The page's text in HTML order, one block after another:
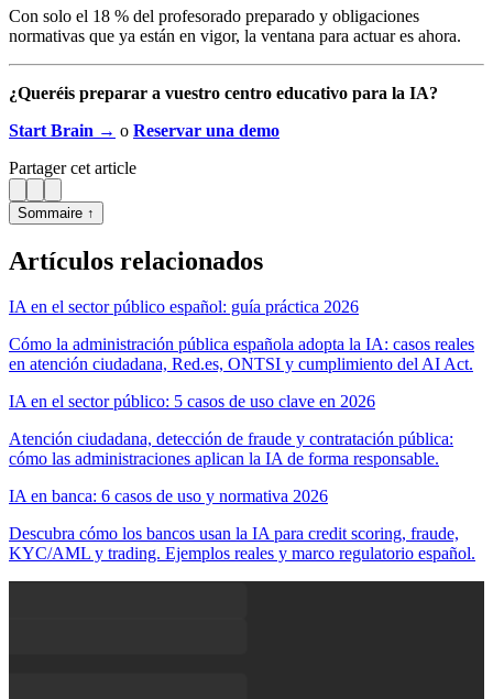
Con solo el 18 % del profesorado preparado y obligaciones
normativas que ya están en vigor, la ventana para actuar es ahora.
¿Queréis preparar a vuestro centro educativo para la IA?
Start Brain → o Reservar una demo
Partager cet article
Sommaire ↑
Artículos relacionados
IA en el sector público español: guía práctica 2026
Cómo la administración pública española adopta la IA: casos reales
en atención ciudadana, Red.es, ONTSI y cumplimiento del AI Act.
IA en el sector público: 5 casos de uso clave en 2026
Atención ciudadana, detección de fraude y contratación pública:
cómo las administraciones aplican la IA de forma responsable.
IA en banca: 6 casos de uso y normativa 2026
Descubra cómo los bancos usan la IA para credit scoring, fraude,
KYC/AML y trading. Ejemplos reales y marco regulatorio español.